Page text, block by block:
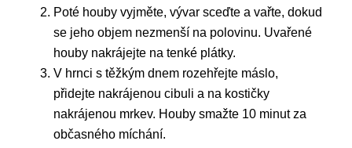
Poté houby vyjměte, vývar sceďte a vařte, dokud
se jeho objem nezmenší na polovinu. Uvařené
houby nakrájejte na tenké plátky.
V hrnci s těžkým dnem rozehřejte máslo,
přidejte nakrájenou cibuli a na kostičky
nakrájenou mrkev. Houby smažte 10 minut za
občasného míchání.